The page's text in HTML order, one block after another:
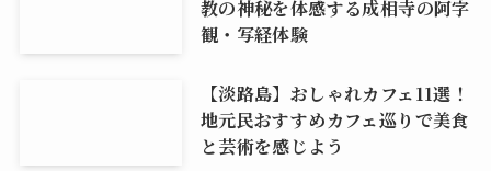
教の神秘を体感する成相寺の阿字
観・写経体験
【淡路島】おしゃれカフェ11選！
地元民おすすめカフェ巡りで美食
と芸術を感じよう